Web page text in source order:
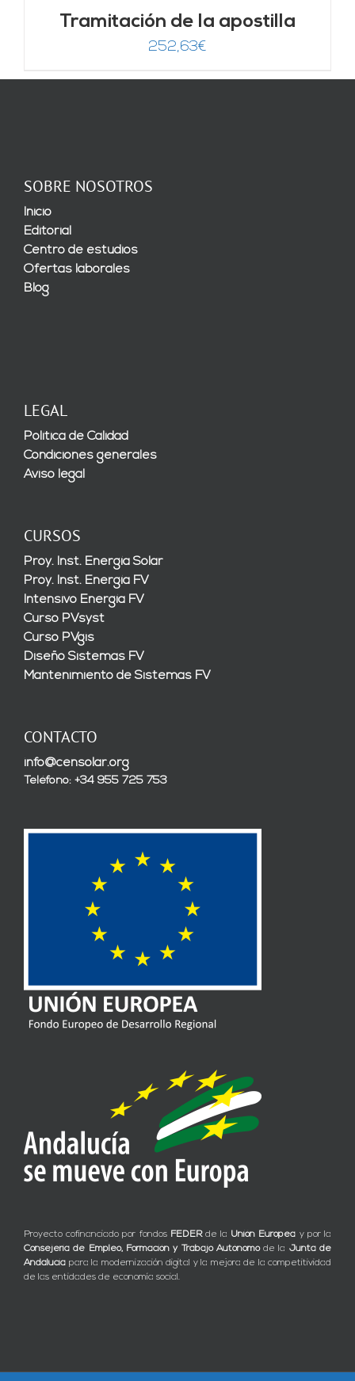
Tramitación de la apostilla
252,63€
SOBRE NOSOTROS
Inicio
Editorial
Centro de estudios
Ofertas laborales
Blog
LEGAL
Política de Calidad
Condiciones generales
Aviso legal
CURSOS
Proy. Inst. Energía Solar
Proy. Inst. Energía FV
Intensivo Energía FV
Curso PVsyst
Curso PVgis
Diseño Sistemas FV
Mantenimiento de Sistemas FV
CONTACTO
info@censolar.org
Teléfono: +34 955 725 753
Proyecto cofinanciado por fondos FEDERde la Unión Europea y por la
Consejería de Empleo, Formación y Trabajo Autónomode la Junta de
Andalucía para la modernización digital y la mejora de la competitividad
de las entidades de economía social.